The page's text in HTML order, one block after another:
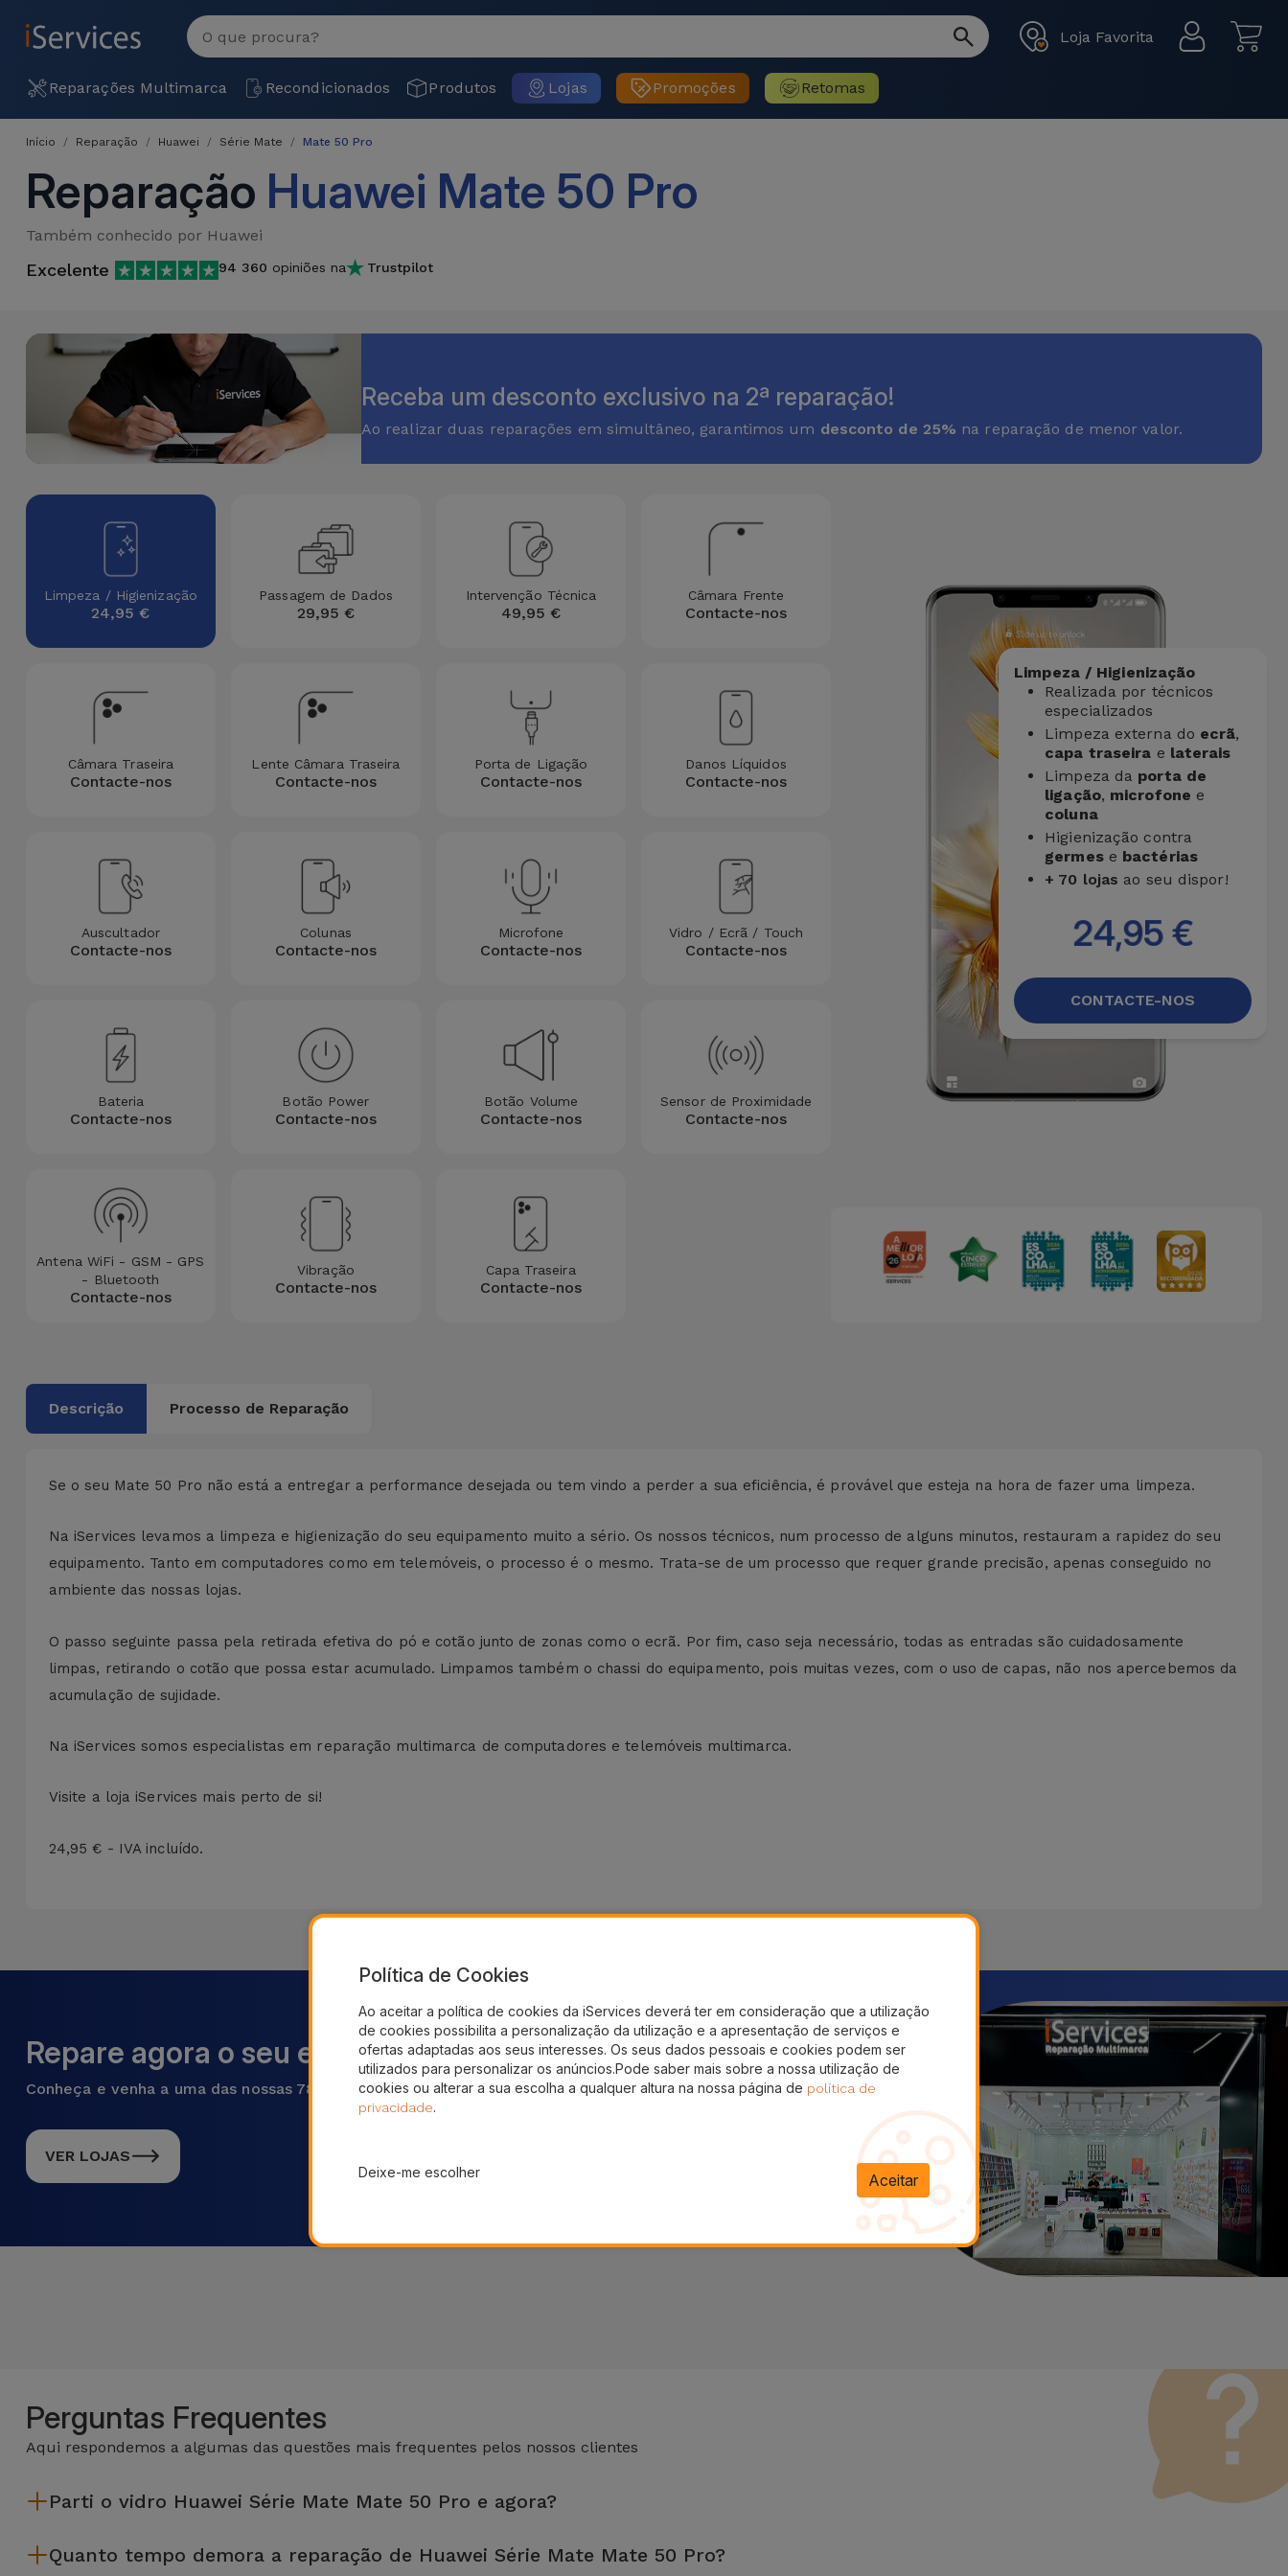
Loja Favorita
Reparações Multimarca Recondicionados Produtos Lojas Promoções Retomas
MENU
Reparações
Por
Avaria
iPhone
iPad
Macbook
/ iMac
Watch
Samsung
Dyson
iPhones
Recondicionados
Recondicionados
Apple Watch
Recondicionados
Recondicionados
iMac
Recondicionados
Recondicionadas
Produtos
DJI
Novidades
Cabos
Adaptadores
Auriculares
e Colunas
Smartwatches
e Braceletes
Gadgets
Malas
e Acessórios
Auto e
Bicicleta
Computador
Acessórios
Tablet
Kids
Ver
Lojas
Promoções
Retomas
Ver
Início Reparação Huawei Série Mate Mate 50 Pro
Reparação Huawei Mate 50 Pro
Também conhecido por Huawei
Excelente 94 360 opiniões na Trustpilot
Receba um desconto exclusivo na 2ª reparação!
Ao realizar duas reparações em simultâneo, garantimos um desconto de 25% na reparação de menor valor.
Limpeza / Higienização
24,95 €
Passagem de Dados
29,95 €
Intervenção Técnica
49,95 €
Câmara Frente
Contacte-nos
Câmara Traseira
Contacte-nos
Lente Câmara Traseira
Contacte-nos
Porta de Ligação
Contacte-nos
Danos Líquidos
Contacte-nos
Auscultador
Contacte-nos
Colunas
Contacte-nos
Microfone
Contacte-nos
Vidro / Ecrã / Touch
Contacte-nos
Bateria
Contacte-nos
Botão Power
Contacte-nos
Botão Volume
Contacte-nos
Sensor de Proximidade
Contacte-nos
Antena WiFi - GSM - GPS
- Bluetooth
Contacte-nos
Vibração
Contacte-nos
Capa Traseira
Contacte-nos
Limpeza / Higienização
Realizada por técnicos
especializados
Limpeza externa do ecrã,
capa traseira e laterais
Limpeza da porta de
ligação, microfone e
coluna
Higienização contra
germese bactérias
+ 70 lojas ao seu dispor!
24,95 €
CONTACTE-NOS
Descrição Processo de Reparação
Se o seu Mate 50 Pro não está a entregar a performance desejada ou tem vindo a perder a sua eficiência, é provável que esteja na hora de fazer uma limpeza.
Na iServices levamos a limpeza e higienização do seu equipamento muito a sério. Os nossos técnicos, num processo de alguns minutos, restauram a rapidez do seu
equipamento. Tanto em computadores como em telemóveis, o processo é o mesmo. Trata-se de um processo que requer grande precisão, apenas conseguido no
ambiente das nossas lojas.
O passo seguinte passa pela retirada efetiva do pó e cotão junto de zonas como o ecrã. Por fim, caso seja necessário, todas as entradas são cuidadosamente
limpas, retirando o cotão que possa estar acumulado. Limpamos também o chassi do equipamento, pois muitas vezes, com o uso de capas, não nos apercebemos da
acumulação de sujidade.
Na iServices somos especialistas em reparação multimarca de computadores e telemóveis multimarca.
Visite a loja iServices mais perto de si!
24,95 € - IVA incluído.
Repare agora o seu equipamento!
Conheça e venha a uma das nossas 78 lojas em Portugal
VER LOJAS
Perguntas Frequentes
Aqui respondemos a algumas das questões mais frequentes pelos nossos clientes
Parti o vidro Huawei Série Mate Mate 50 Pro e agora?
Quanto tempo demora a reparação de Huawei Série Mate Mate 50 Pro?
Política de Cookies
Ao aceitar a política de cookies da iServices deverá ter em consideração que a utilização
de cookies possibilita a personalização da utilização e a apresentação de serviços e
ofertas adaptadas aos seus interesses. Os seus dados pessoais e cookies podem ser
utilizados para personalizar os anúncios.Pode saber mais sobre a nossa utilização de
cookies ou alterar a sua escolha a qualquer altura na nossa página de política de
privacidade.
Deixe-me escolher Aceitar